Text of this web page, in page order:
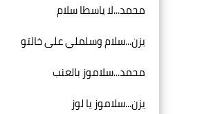
محمد...لا ياسطا سلام
يزن...سلام وسلملي على خالتو
محمد...سلاموز بالعنب
يزن...سلاموز يا لوز